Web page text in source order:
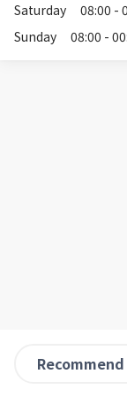
Saturday
08:00 -
Sunday
08:00 -
Recommend